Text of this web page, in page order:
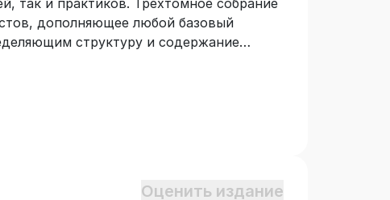
так и практиков. Трехтомное собрание
дополняющее любой базовый
структуру и содержание
проведения семинарских занятий по
и авторами учебников, имеющими
раздел «Введение»,
Оценить издание